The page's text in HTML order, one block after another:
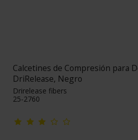
Calcetines de Compresión para
DriRelease, Negro
Drirelease fibers
25-2760